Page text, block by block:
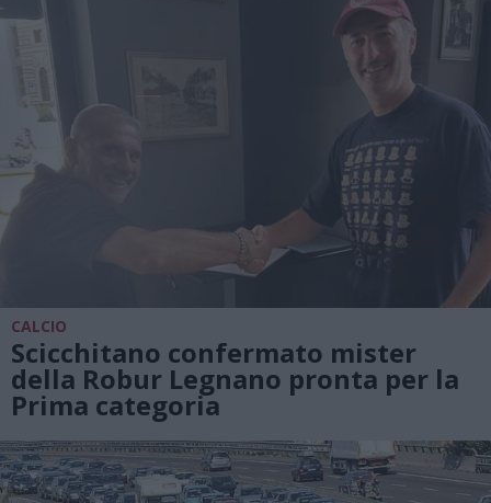
CALCIO
Scicchitano confermato mister
della Robur Legnano pronta per la
Prima categoria